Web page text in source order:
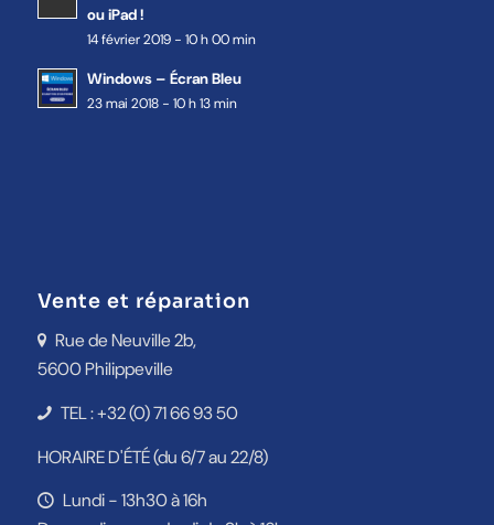
ou iPad !
14 février 2019 - 10 h 00 min
Windows – Écran Bleu
23 mai 2018 - 10 h 13 min
Vente et réparation
Rue de Neuville 2b,
5600 Philippeville
TEL : +32 (0) 71 66 93 50
HORAIRE D'ÉTÉ (du 6/7 au 22/8)
Lundi - 13h30 à 16h